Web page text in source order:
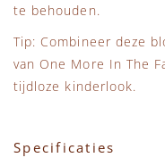
te behouden.
Tip: Combineer deze
van One More In The
tijdloze kinderlook.
Specificaties